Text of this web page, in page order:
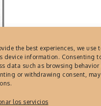
the best experiences, we
device information. Consenting
data such as browsing
or withdrawing consent,
los servicios